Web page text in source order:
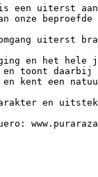
is een uiterst
onze
uiterst
en het
en toont
en kent een
en